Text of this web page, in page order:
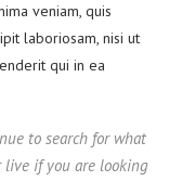
veniam, quis
laboriosam, nisi ut
qui in ea
to search for what
live if you are looking